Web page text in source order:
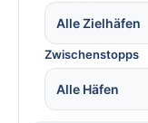
Alle Zielhäfen
Zwischenstopps
Alle Häfen